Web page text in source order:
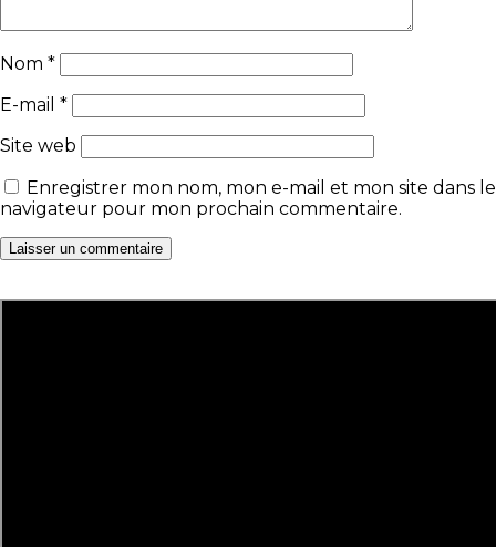
Nom *
E-mail *
Site web
Enregistrer mon nom, mon e-mail et mon site dans le
navigateur pour mon prochain commentaire.